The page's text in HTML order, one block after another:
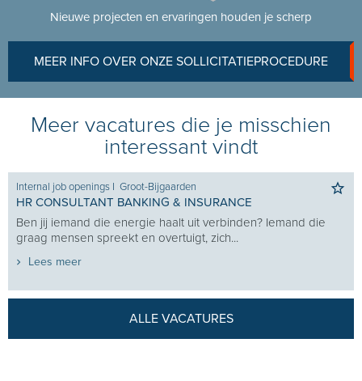
Nieuwe projecten en ervaringen houden je scherp
MEER INFO OVER ONZE SOLLICITATIEPROCEDURE
Meer vacatures die je misschien
interessant vindt
Internal job openings I Groot-Bijgaarden
HR CONSULTANT BANKING & INSURANCE
Ben jij iemand die energie haalt uit verbinden? Iemand die
graag mensen spreekt en overtuigt, zich...
Lees meer
ALLE VACATURES